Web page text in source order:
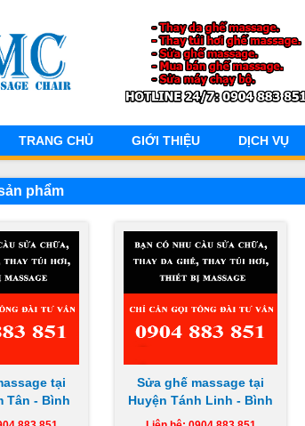
TRANG CHỦ GIỚI THIỆU DỊCH VỤ
phẩm
tại
Tân - Bình
uy tín giá
Sửa ghế massage tại
Huyện Tánh Linh - Bình
Thuận tại nhà uy tín giá